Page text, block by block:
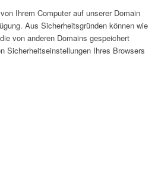
Ihrem Computer auf unserer Domain
Aus Sicherheitsgründen können wie
von anderen Domains gespeichert
Sicherheitseinstellungen Ihres Browsers